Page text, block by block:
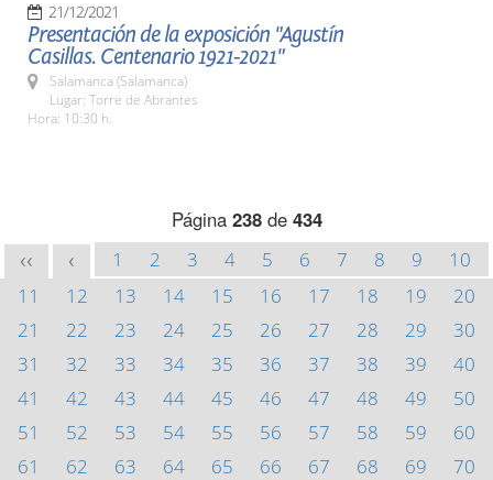
21/12/2021
Presentación de la exposición "Agustín
Casillas. Centenario 1921-2021"
Salamanca (Salamanca)
Lugar: Torre de Abrantes
Hora: 10:30 h.
Página 238de 434
<< < 1 2 3 4 5 6 7 8 9
10
11
12 13 14 15 16 17 18 19
20
21
22 23 24 25 26 27 28 29
30
31
32 33 34 35 36 37 38 39
40
41
42 43 44 45 46 47 48 49
50
51
52 53 54 55 56 57 58 59
60
61
62 63 64 65 66 67 68 69
70